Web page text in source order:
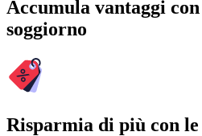
Accumula vantaggi
soggiorno
Risparmia di più con